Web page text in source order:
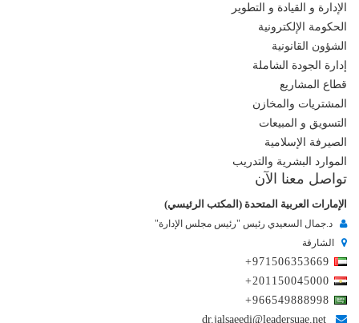
الإدارة و القيادة و التطوير
الحكومة الإلكترونية
الشؤون القانونية
إدارة الجودة الشاملة
قطاع المشاريع
المشتريات والمخازن
التسويق و المبيعات
الصيرفة الإسلامية
الموارد البشرية والتدريب
تواصل معنا الآن
الإمارات العربية المتحدة (المكتب الرئيسي)
د.جمال السعيدي رئيس "رئيس مجلس الإدارة"
الشارقة
+971506353669
+201150045000
+966549888998
dr.jalsaeedi@leadersuae.net